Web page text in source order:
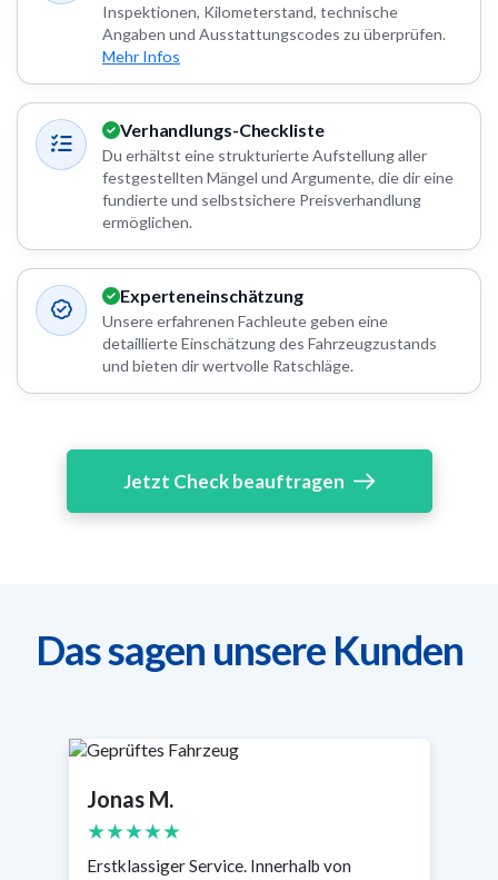
Inspektionen, Kilometerstand, technische
Angaben und Ausstattungscodes zu überprüfen.
Mehr Infos
Verhandlungs-Checkliste
Du erhältst eine strukturierte Aufstellung aller
festgestellten Mängel und Argumente, die dir eine
fundierte und selbstsichere Preisverhandlung
ermöglichen.
Experteneinschätzung
Unsere erfahrenen Fachleute geben eine
detaillierte Einschätzung des Fahrzeugzustands
und bieten dir wertvolle Ratschläge.
Jetzt Check beauftragen
Das sagen unsere Kunden
Jonas M.
★★★★★
Erstklassiger Service. Innerhalb von